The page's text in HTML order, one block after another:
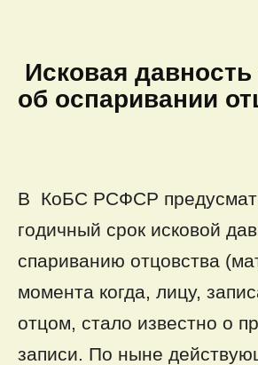
Исковая
об оспаривании
В КоБС РСФСР
годичный срок исковой
спариванию отцовства
момента когда, лицу,
отцом, стало известно о
записи. По ныне